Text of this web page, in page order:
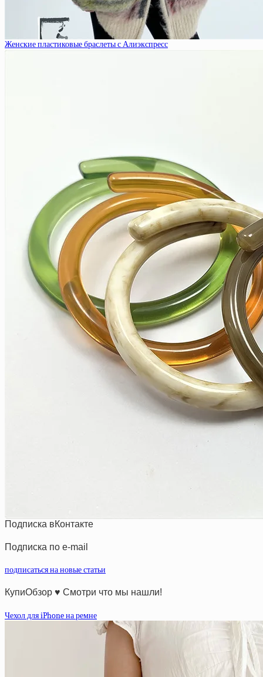
Женские пластиковые браслеты с Алиэкспресс
Подписка вКонтакте
Подписка по e-mail
подписаться на новые статьи
КупиОбзор ♥ Смотри что мы нашли!
Чехол для iPhone на ремне